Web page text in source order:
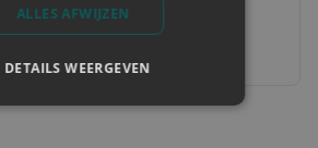
contact met ons op
klanten geholpen
ALLES AFWIJZEN
DETAILS WEERGEVEN